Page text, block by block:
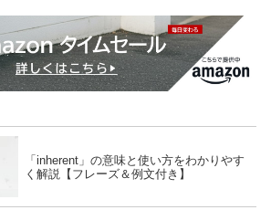
「inherent」の意味と使い方をわかりやす
く解説【フレーズ＆例文付き】